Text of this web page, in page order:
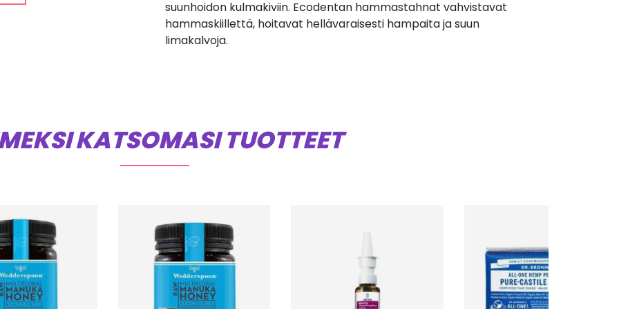
suunhoidon kulmakiviin. Ecodentan hammastahnat vahvistavat
hammaskiillettä, hoitavat hellävaraisesti hampaita ja suun
limakalvoja.
KATSOMASI TUOTTEET